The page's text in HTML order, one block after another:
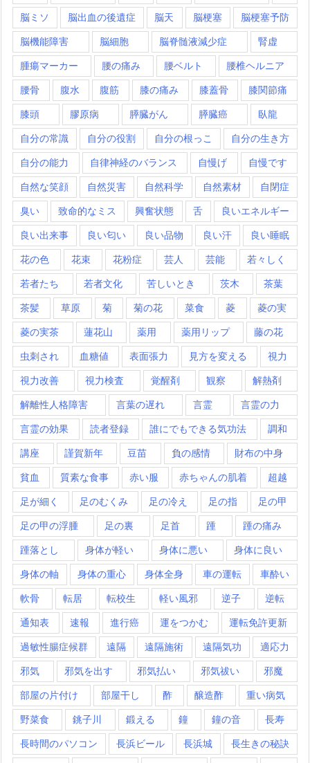
脳ミソ 脳出血の後遺症 脳天 脳梗塞 脳梗塞予防
脳機能障害 脳細胞 脳脊髄液減少症 腎虚
腫瘍マーカー 腰の痛み 腰ベルト 腰椎ヘルニア
腰骨 腹水 腹筋 膝の痛み 膝蓋骨 膝関節痛
膝頭 膠原病 膵臓がん 膵臓癌 臥龍
自分の常識 自分の役割 自分の根っこ 自分の生き方
自分の能力 自律神経のバランス 自慢げ 自慢です
自然な笑顔 自然災害 自然科学 自然素材 自閉症
臭い 致命的なミス 興奮状態 舌 良いエネルギー
良い出来事 良い匂い 良い品物 良い汗 良い睡眠
花の色 花束 花粉症 芸人 芸能 若々しく
若者たち 若者文化 苦しいとき 茨木 茶葉
茶髪 草原 菊 菊の花 菜食 菱 菱の実
菱の実茶 蓮花山 薬用 薬用リップ 藤の花
虫刺され 血糖値 表面張力 見方を変える 視力
視力改善 視力検査 覚醒剤 観察 解熱剤
解離性人格障害 言葉の遅れ 言霊 言霊の力
言霊の効果 読者登録 誰にでもできる気功法 調和
講座 謹賀新年 豆苗 負の感情 財布の中身
貧血 質素な食事 赤い服 赤ちゃんの肌着 超越
足が細く 足のむくみ 足の冷え 足の指 足の甲
足の甲の浮腫 足の裏 足首 踵 踵の痛み
踵落とし 身体が軽い 身体に悪い 身体に良い
身体の軸 身体の重心 身体全身 車の運転 車酔い
軟骨 転居 転校生 軽い風邪 逆子 逆転
通知表 速報 進行癌 運をつかむ 運転免許更新
過敏性腸症候群 遠隔 遠隔施術 遠隔気功 適応力
邪気 邪気を出す 邪気払い 邪気祓い 邪魔
部屋の片付け 部屋干し 酢 醸造酢 重い病気
野菜食 銚子川 鍛える 鐘 鐘の音 長寿
長時間のパソコン 長浜ビール 長浜城 長生きの秘訣